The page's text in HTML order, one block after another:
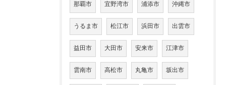
那覇市 宜野湾市 浦添市 沖縄市
うるま市 松江市 浜田市 出雲市
益田市 大田市 安来市 江津市
雲南市 高松市 丸亀市 坂出市